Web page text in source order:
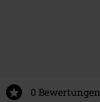
0 Bewertungen